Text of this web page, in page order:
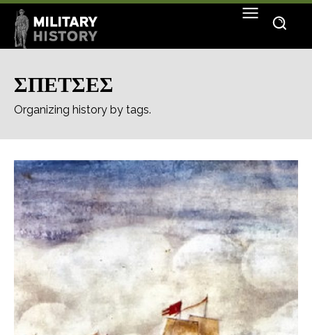
ΣΠΕΤΣΕΣ
Organizing history by tags.